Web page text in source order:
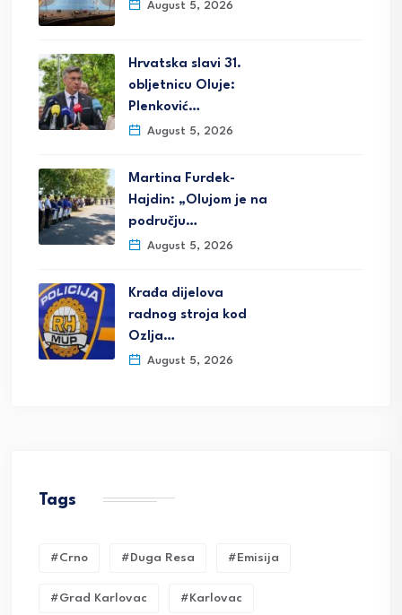
August 5, 2026
Hrvatska slavi 31.
obljetnicu Oluje:
Plenković…
August 5, 2026
Martina Furdek-
Hajdin: „Olujom je na
području…
August 5, 2026
Krađa dijelova
radnog stroja kod
Ozlja…
August 5, 2026
Tags
#crno #duga Resa #emisija
#grad Karlovac #karlovac